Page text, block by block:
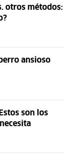
otros métodos:
ansioso
son los